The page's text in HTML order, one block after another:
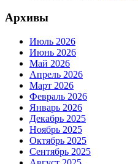
Архивы
Июль 2026
Июнь 2026
Май 2026
Апрель 2026
Март 2026
Февраль 2026
Январь 2026
Декабрь 2025
Ноябрь 2025
Октябрь 2025
Сентябрь 2025